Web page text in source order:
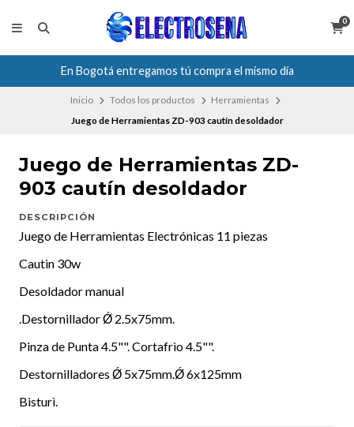
0
En Bogotá entregamos tú compra el mismo día
Inicio Todos los productos
Herramientas
Juego de Herramientas ZD-903 cautín desoldador
Juego de Herramientas ZD-
903 cautín desoldador
DESCRIPCIÓN
Juego de Herramientas Electrónicas 11 piezas
Cautìn 30w
Desoldador manual
.Destornillador Ǿ 2.5x75mm.
Pinza de Punta 4.5"". Cortafrìo 4.5"".
Destornilladores Ǿ 5x75mm.Ǿ 6x125mm
Bisturì.